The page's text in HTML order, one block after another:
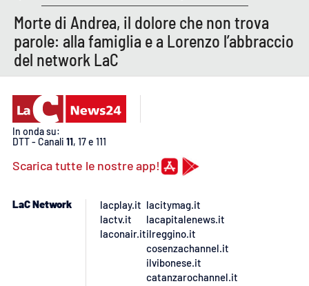
Morte di Andrea, il dolore che non trova
parole: alla famiglia e a Lorenzo l’abbraccio
del network LaC
In onda su:
DTT - Canali 11, 17 e 111
Scarica tutte le nostre app!
LaC Network
lacplay.it
lactv.it
laconair.it
lacitymag.it
lacapitalenews.it
ilreggino.it
cosenzachannel.it
ilvibonese.it
catanzarochannel.it